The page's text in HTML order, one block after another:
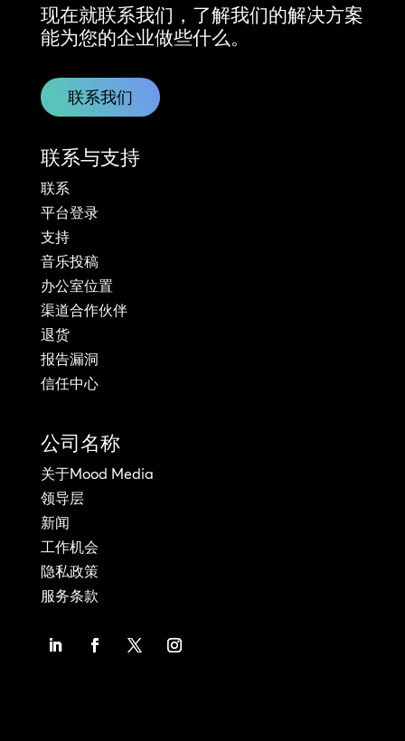
现在就联系我们，了解我们的解决方案
能为您的企业做些什么。
联系我们
联系与支持
联系
平台登录
支持
音乐投稿
办公室位置
渠道合作伙伴
退货
报告漏洞
信任中心
公司名称
关于Mood Media
领导层
新闻
工作机会
隐私政策
服务条款